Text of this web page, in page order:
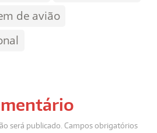
de avião
será publicado. Campos obrigatórios